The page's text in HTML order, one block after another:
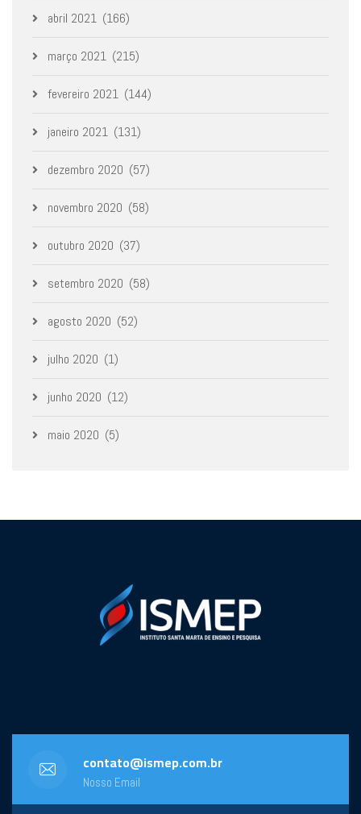
abril 2021 (166)
março 2021 (215)
fevereiro 2021 (144)
janeiro 2021 (131)
dezembro 2020 (57)
novembro 2020 (58)
outubro 2020 (37)
setembro 2020 (58)
agosto 2020 (52)
julho 2020 (1)
junho 2020 (12)
maio 2020 (5)
contato@ismep.com.br
Nosso Email